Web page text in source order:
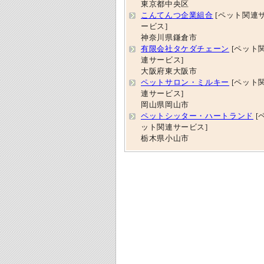
東京都中央区
こんてんつ企業組合 [ペット関連
ービス]
神奈川県鎌倉市
有限会社タケダチェーン [ペット
連サービス]
大阪府東大阪市
ペットサロン・ミルキー [ペット
連サービス]
岡山県岡山市
ペットシッター・ハートランド [
ット関連サービス]
栃木県小山市